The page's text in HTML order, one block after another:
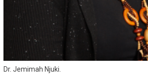
Dr. Jemimah Njuki.